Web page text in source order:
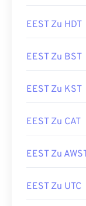
EEST Zu HDT
EEST Zu BST
EEST Zu KST
EEST Zu CAT
EEST Zu
EEST Zu UTC